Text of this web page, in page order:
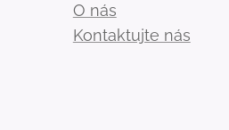
O nás
Kontaktujte nás